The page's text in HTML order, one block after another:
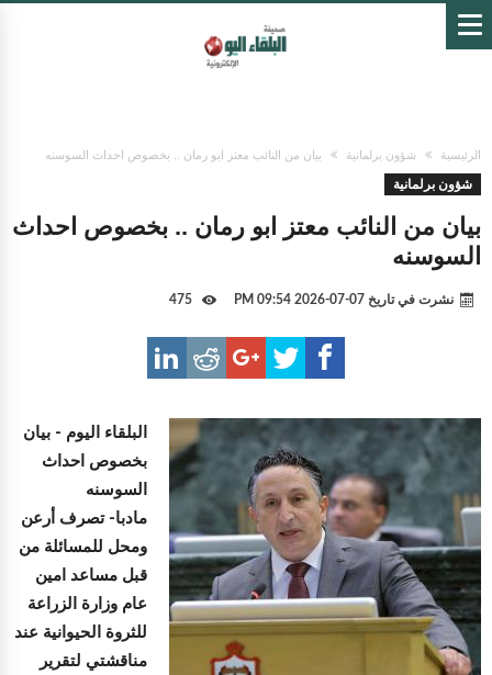
الرئيسية شؤون برلمانية بيان من النائب معتز ابو رمان .. بخصوص احداث السوسنه
شؤون برلمانية
بيان من النائب معتز ابو رمان .. بخصوص احداث
السوسنه
نشرت في تاريخ 07-07-2026 09:54 PM
البلقاء اليوم - بيان
بخصوص احداث
السوسنه
مادبا- تصرف أرعن
ومحل للمسائلة من
قبل مساعد امين
عام وزارة الزراعة
للثروة الحيوانية عند
مناقشتي لتقرير